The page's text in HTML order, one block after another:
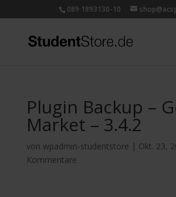
089 1893130-10
Plugin Backup –
Market – 3.4.2
von wpadmin-studentstore | Okt. 23,
Kommentare